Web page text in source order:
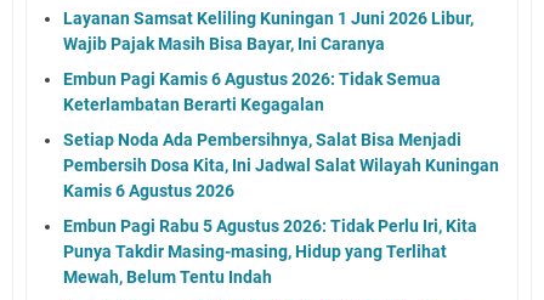
Layanan Samsat Keliling Kuningan 1 Juni 2026 Libur,
Wajib Pajak Masih Bisa Bayar, Ini Caranya
Embun Pagi Kamis 6 Agustus 2026: Tidak Semua
Keterlambatan Berarti Kegagalan
Setiap Noda Ada Pembersihnya, Salat Bisa Menjadi
Pembersih Dosa Kita, Ini Jadwal Salat Wilayah Kuningan
Kamis 6 Agustus 2026
Embun Pagi Rabu 5 Agustus 2026: Tidak Perlu Iri, Kita
Punya Takdir Masing-masing, Hidup yang Terlihat
Mewah, Belum Tentu Indah